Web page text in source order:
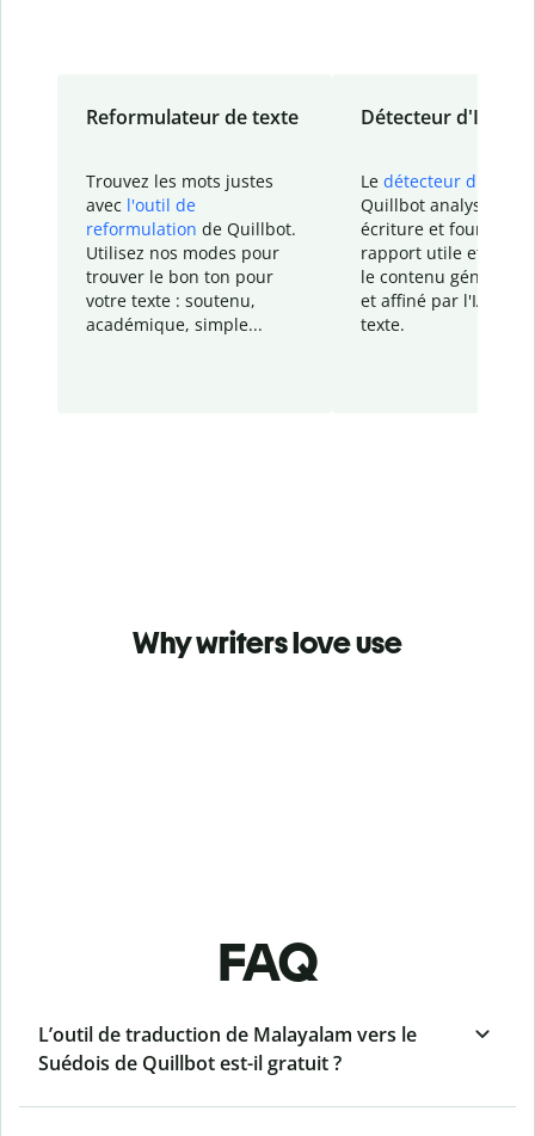
Reformulateur de texte
Trouvez les mots justes
avec l'outil de
reformulation de Quillbot.
Utilisez nos modes pour
trouver le bon ton pour
votre texte : soutenu,
académique, simple...
Détecteur d'IA
Le détecteur d'IA
Quillbot analyse votre
écriture et fournit un
rapport utile et
le contenu généré
et affiné par l'IA
texte.
Why writers love use
FAQ
L’outil de traduction de Malayalam vers le
Suédois de Quillbot est-il gratuit ?